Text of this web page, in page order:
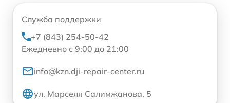
Служба поддержки
+7 (843) 254-50-42
Ежедневно с 9:00 до 21:00
info@kzn.dji-repair-center.ru
ул. Марселя Салимжанова, 5